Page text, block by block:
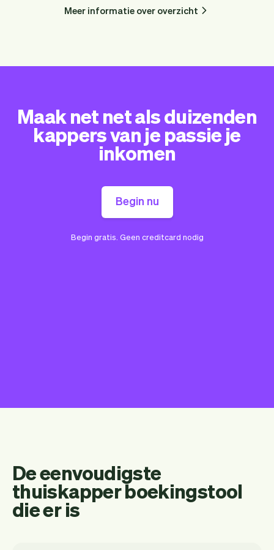
Meer informatie over overzicht
Maak net net als duizenden
kappers van je passie je
inkomen
Begin nu
Begin gratis. Geen creditcard nodig
De eenvoudigste
thuiskapper boekingstool
die er is